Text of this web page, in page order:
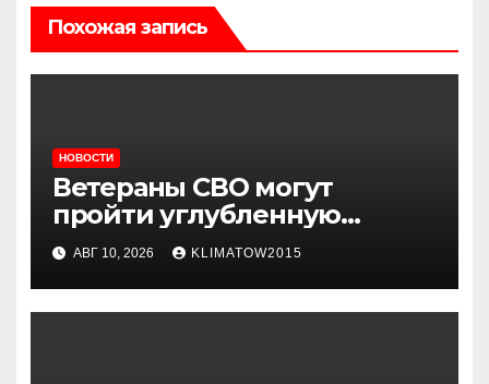
Похожая запись
НОВОСТИ
Ветераны СВО могут
пройти углубленную
диспансеризацию в
медицинских организациях
АВГ 10, 2026 KLIMATOW2015